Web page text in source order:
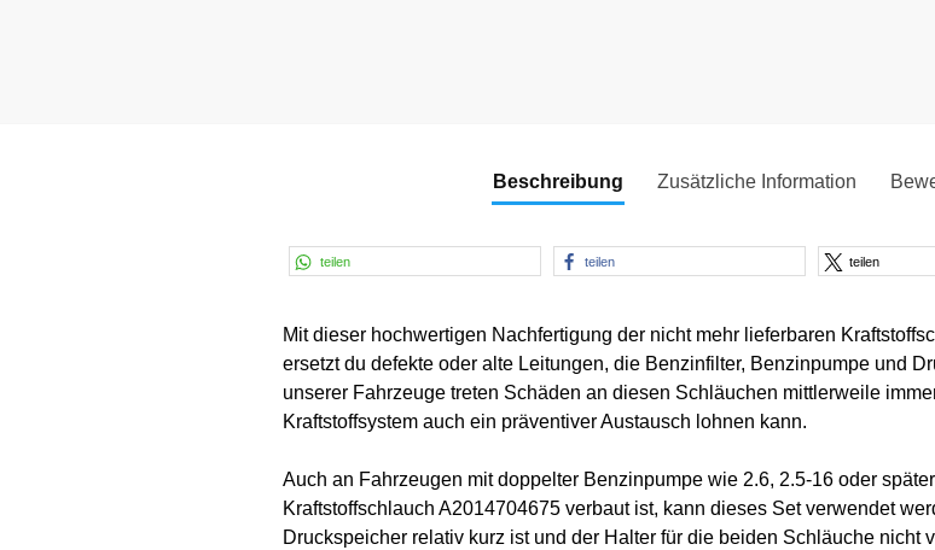
Beschreibung Zusätzliche Information
teilen teilen teilen
Mit dieser hochwertigen Nachfertigung der nicht mehr lieferbaren
ersetzt du defekte oder alte Leitungen, die Benzinfilter, Benzinpumpe und
unserer Fahrzeuge treten Schäden an diesen Schläuchen mittlerweile
Kraftstoffsystem auch ein präventiver Austausch lohnen kann.
Auch an Fahrzeugen mit doppelter Benzinpumpe wie 2.6, 2.5-16 oder
Kraftstoffschlauch A2014704675 verbaut ist, kann dieses Set verwendet
Druckspeicher relativ kurz ist und der Halter für die beiden Schläuche nicht